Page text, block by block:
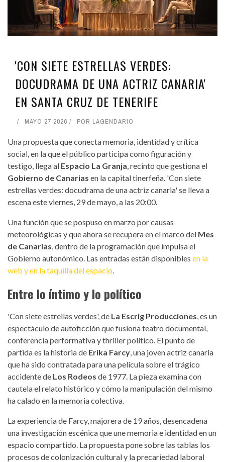
'CON SIETE ESTRELLAS VERDES:
DOCUDRAMA DE UNA ACTRIZ CANARIA'
EN SANTA CRUZ DE TENERIFE
MAYO 27 2026 POR LAGENDARIO
Una propuesta que conecta memoria, identidad y crítica
social, en la que el público participa como figuración y
testigo, llega al Espacio La Granja, recinto que gestiona el
Gobierno de Canarias en la capital tinerfeña. 'Con siete
estrellas verdes: docudrama de una actriz canaria' se lleva a
escena este viernes, 29 de mayo, a las 20:00.
Una función que se pospuso en marzo por causas
meteorológicas y que ahora se recupera en el marco del Mes
de Canarias, dentro de la programación que impulsa el
Gobierno autonómico. Las entradas están disponibles en la
web y en la taquilla del espacio.
Entre lo íntimo y lo político
'Con siete estrellas verdes', de La Escrig Producciones, es un
espectáculo de autoficción que fusiona teatro documental,
conferencia performativa y thriller político. El punto de
partida es la historia de Erika Farcy, una joven actriz canaria
que ha sido contratada para una película sobre el trágico
accidente de Los Rodeos de 1977. La pieza examina con
cautela el relato histórico y cómo la manipulación del mismo
ha calado en la memoria colectiva.
La experiencia de Farcy, majorera de 19 años, desencadena
una investigación escénica que une memoria e identidad en un
espacio compartido. La propuesta pone sobre las tablas los
procesos de colonización cultural y la precariedad laboral